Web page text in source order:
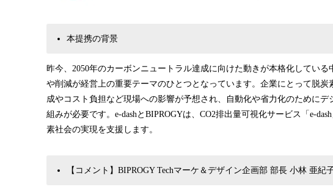
本提携の背景
昨今、2050年のカーボンニュートラル達成に向けた動きが本格化してい
や削減が経営上の重要テーマのひとつとなっています。企業にとって脱
成やコスト負担など現場への影響が予想され、自動化や省力化のためにデ
組みが必要です。e-dashとBIPROGYは、CO2排出量可視化サービス「e-
素社会の実現を支援します。
【コメント】BIPROGY Techマーケ＆デザイン企画部 部長 小林 亜紀